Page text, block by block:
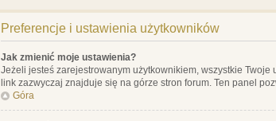
Preferencje i ustawienia użytkowników
Jak zmienić moje ustawienia?
Jeżeli jesteś zarejestrowanym użytkownikiem, wszystkie
link zazwyczaj znajduje się na górze stron forum. Ten panel
Góra